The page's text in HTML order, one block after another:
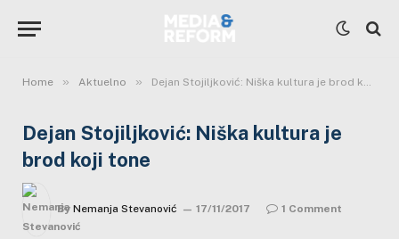
Home » Aktuelno » Dejan Stojiljković: Niška kultura je brod koji tone
Dejan Stojiljković: Niška kultura je
brod koji tone
By Nemanja Stevanović 17/11/2017 1 Comment